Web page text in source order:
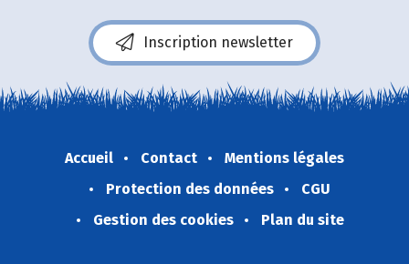
Inscription newsletter
Accueil Contact
Mentions légales
Protection des données
CGU
Gestion des cookies
Plan du site